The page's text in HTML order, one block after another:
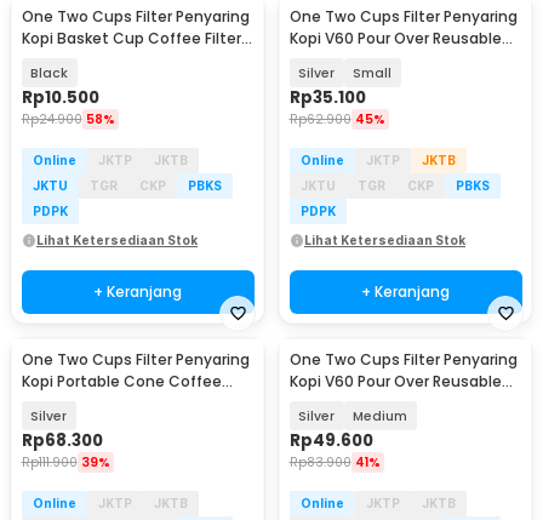
One Two Cups Filter Penyaring
Kopi Basket Cup Coffee Filter
Black
Rp10.500
Rp24.900 58%
Online JKTP
JKTB
JKTU
TGR CKP
PBKS
PDPK
Lihat Ketersediaan Stok
+ Keranjang
One Two Cups Filter Penyaring
Kopi V60 Pour Over Reusable
Silver Small
Rp35.100
Rp62.900 45%
Online JKTP
JKTB
JKTU
TGR CKP
PBKS
PDPK
Lihat Ketersediaan Stok
+ Keranjang
One Two Cups Filter Penyaring
Kopi Portable Cone Coffee
Silver
Rp68.300
Rp111.900 39%
Online JKTP
JKTB
One Two Cups Filter Penyaring
Kopi V60 Pour Over Reusable
Silver Medium
Rp49.600
Rp83.900 41%
Online JKTP
JKTB